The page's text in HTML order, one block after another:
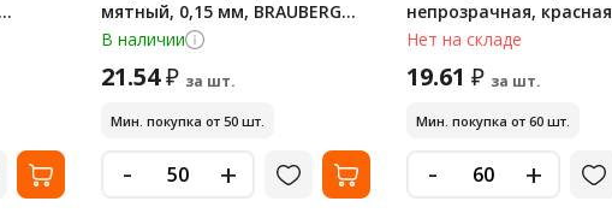
мятный, 0,15 мм, BRAUBERG
PASTEL, 272892
В наличии
21.54₽ за шт.
Мин. покупка от 50 шт.
- +
непрозрачная, красная
Нет на складе
19.61 ₽ за шт.
Мин. покупка от 60 шт.
- +